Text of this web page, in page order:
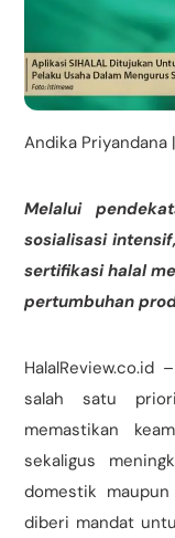
Andika
Melalui
sosialisasi
sertifikasi halal
pertumbuhan
HalalReview.co.id
salah satu
memastikan
sekaligus
domestik maupun
diberi mandat